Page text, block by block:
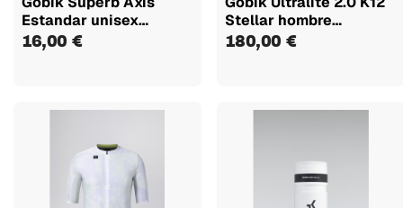
Estandar unisex
calcetines
16,00 €
Stellar hombre
culotte...
180,00 €